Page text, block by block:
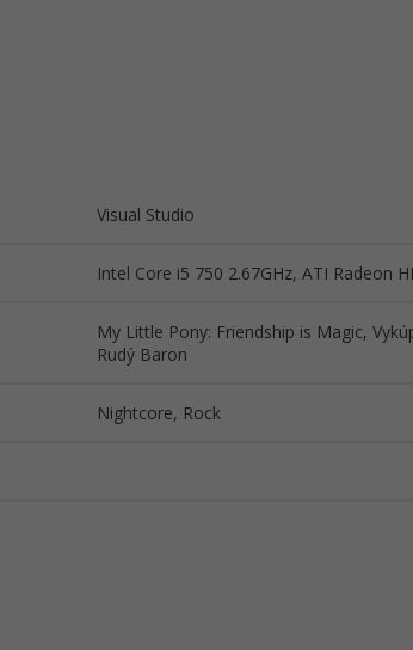
Visual Studio
Intel Core i5 750 2.67GHz, ATI Radeon
My Little Pony: Friendship is Magic,
Rudý Baron
Nightcore, Rock